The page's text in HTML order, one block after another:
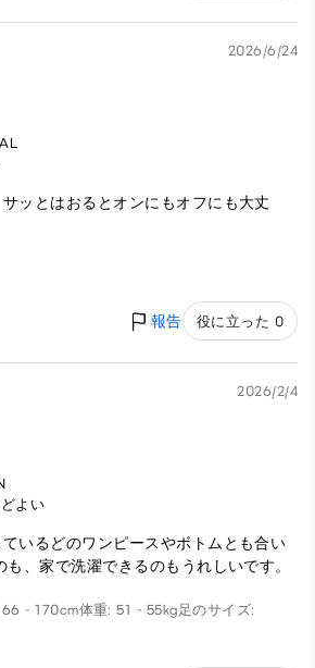
2026/6/24
ッとはおるとオンにもオフにも大丈
報告 役に立った 0
2026/2/4
よい
いるどのワンピースやボトムとも合い
、家で洗濯できるのもうれしいです。
- 170cm体重: 51 - 55kg足のサイズ: